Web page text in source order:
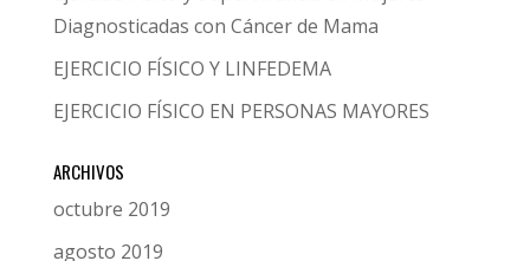
Diagnosticadas con Cáncer de Mama
EJERCICIO FÍSICO Y LINFEDEMA
EJERCICIO FÍSICO EN PERSONAS MAYORES
ARCHIVOS
octubre 2019
agosto 2019